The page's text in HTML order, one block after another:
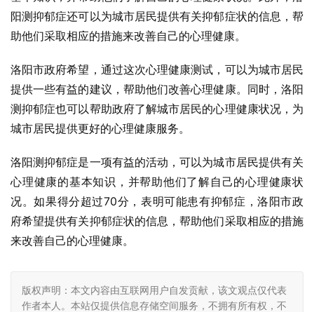
阳测抑郁症还可以为城市居民提供有关抑郁症状的信息，帮
助他们采取相应的措施来改善自己的心理健康。
洛阳市政府希望，通过这次心理健康测试，可以为城市居民
提供一些有益的建议，帮助他们改善心理健康。同时，洛阳
测抑郁症也可以帮助政府了解城市居民的心理健康状况，为
城市居民提供更好的心理健康服务。
洛阳测抑郁症是一项有益的活动，可以为城市居民提供有关
心理健康的基本知识，并帮助他们了解自己的心理健康状
况。如果得分超过70分，表明可能患有抑郁症，洛阳市政
府希望提供有关抑郁症状的信息，帮助他们采取相应的措施
来改善自己的心理健康。
版权声明：本文内容由互联网用户自发贡献，该文观点仅代表
作者本人。本站仅提供信息存储空间服务，不拥有所有权，不